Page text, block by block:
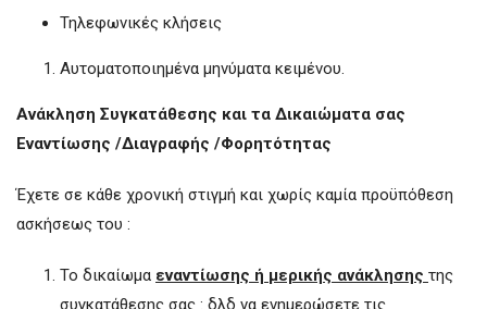
Τηλεφωνικές κλήσεις
Αυτοματοποιημένα μηνύματα κειμένου.
Ανάκληση Συγκατάθεσης και τα Δικαιώματα σας
Εναντίωσης /Διαγραφής /Φορητότητας
Έχετε σε κάθε χρονική στιγμή και χωρίς καμία προϋπόθεση
ασκήσεως του :
Το δικαίωμα εναντίωσης ή μερικής ανάκλησης της
συγκατάθεσης σας : δλδ να ενημερώσετε τις